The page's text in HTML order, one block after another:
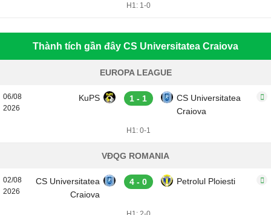
H1: 1-0
Thành tích gần đây CS Universitatea Craiova
EUROPA LEAGUE
06/08
2026
KuPS 1 - 1
CS Universitatea
Craiova
H1: 0-1
VĐQG ROMANIA
02/08
2026
CS Universitatea
Craiova
4 - 0 Petrolul Ploiesti